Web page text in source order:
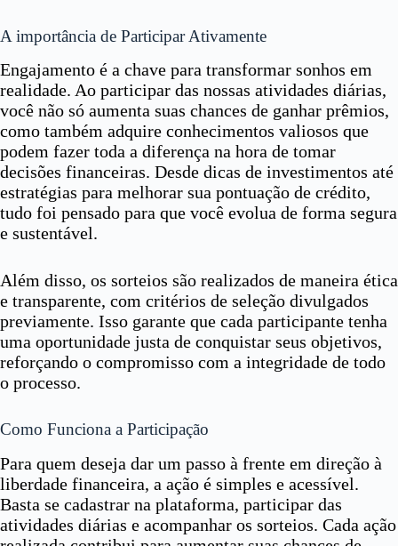
A importância de Participar Ativamente
Engajamento é a chave para transformar sonhos em
realidade. Ao participar das nossas atividades diárias,
você não só aumenta suas chances de ganhar prêmios,
como também adquire conhecimentos valiosos que
podem fazer toda a diferença na hora de tomar
decisões financeiras. Desde dicas de investimentos até
estratégias para melhorar sua pontuação de crédito,
tudo foi pensado para que você evolua de forma segura
e sustentável.
Além disso, os sorteios são realizados de maneira ética
e transparente, com critérios de seleção divulgados
previamente. Isso garante que cada participante tenha
uma oportunidade justa de conquistar seus objetivos,
reforçando o compromisso com a integridade de todo
o processo.
Como Funciona a Participação
Para quem deseja dar um passo à frente em direção à
liberdade financeira, a ação é simples e acessível.
Basta se cadastrar na plataforma, participar das
atividades diárias e acompanhar os sorteios. Cada ação